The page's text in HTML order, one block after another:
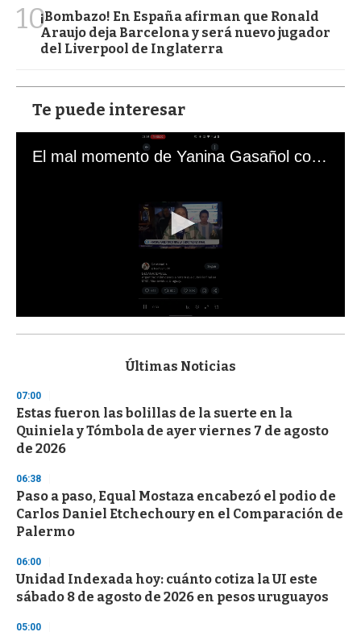
10¡Bombazo! En España afirman que Ronald
Araujo deja Barcelona y será nuevo jugador
del Liverpool de Inglaterra
Te puede interesar
El mal momento de Yanina Gasañol con un hincha argentino en "Subrayado"
s
d
s
o
f
3
s
e
c
o
n
Últimas Noticias
07:00
Estas fueron las bolillas de la suerte en la
Quiniela y Tómbola de ayer viernes 7 de agosto
de 2026
06:38
Paso a paso, Equal Mostaza encabezó el podio de
Carlos Daniel Etchechoury en el Comparación de
Palermo
06:00
Unidad Indexada hoy: cuánto cotiza la UI este
sábado 8 de agosto de 2026 en pesos uruguayos
05:00